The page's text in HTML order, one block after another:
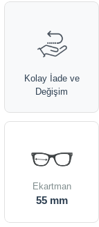
Kolay İade ve
Değişim
Ekartman
55 mm